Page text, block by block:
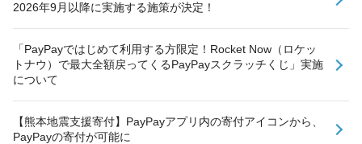
2026年9月以降に実施する施策が決定！
「PayPayではじめて利用する方限定！Rocket Now（ロケッ
トナウ）で最大全額戻ってくるPayPayスクラッチくじ」実施
について
【熊本地震支援寄付】PayPayアプリ内の寄付アイコンから、
PayPayの寄付が可能に